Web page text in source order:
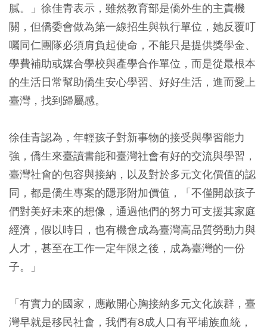
膩。」徐佳青表示，雖然教育部是僑外生的主責機
關，但僑委會做為第一線招生與執行單位，她反覆叮
囑同仁團隊必須肩負起使命，不能只是提供獎學金、
學費補助或媒合學校與產學合作單位，而是從最根本
的生活日常幫助僑生安心學習、好好生活，進而愛上
臺灣，找到歸屬感。
徐佳青認為，年輕孩子對新事物的接受與學習能力
強，僑生來臺讀書能和臺灣社會有好的交流與學習，
臺灣社會的包容與接納，以及對於多元文化價值的認
同，都是僑生專案的隱形附加價值，「不僅開啟孩子
們對美好未來的想像，通過他們的努力可支援其家庭
經濟，假以時日，也有機會成為臺灣高品質勞動力與
人才，甚至在工作一定年限之後，成為臺灣的一份
子。」
「有實力的國家，應敞開心胸接納多元文化族群，臺
灣早就是移民社會，我們有8成人口有平埔族血統，